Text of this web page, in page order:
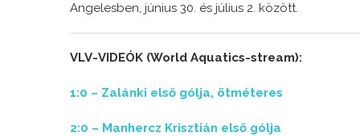
Angelesben, június 30. és július 2. között.
VLV-VIDEÓK (World Aquatics-stream):
1:0 – Zalánki első gólja, ötméteres
2:0 – Manhercz Krisztián első gólja